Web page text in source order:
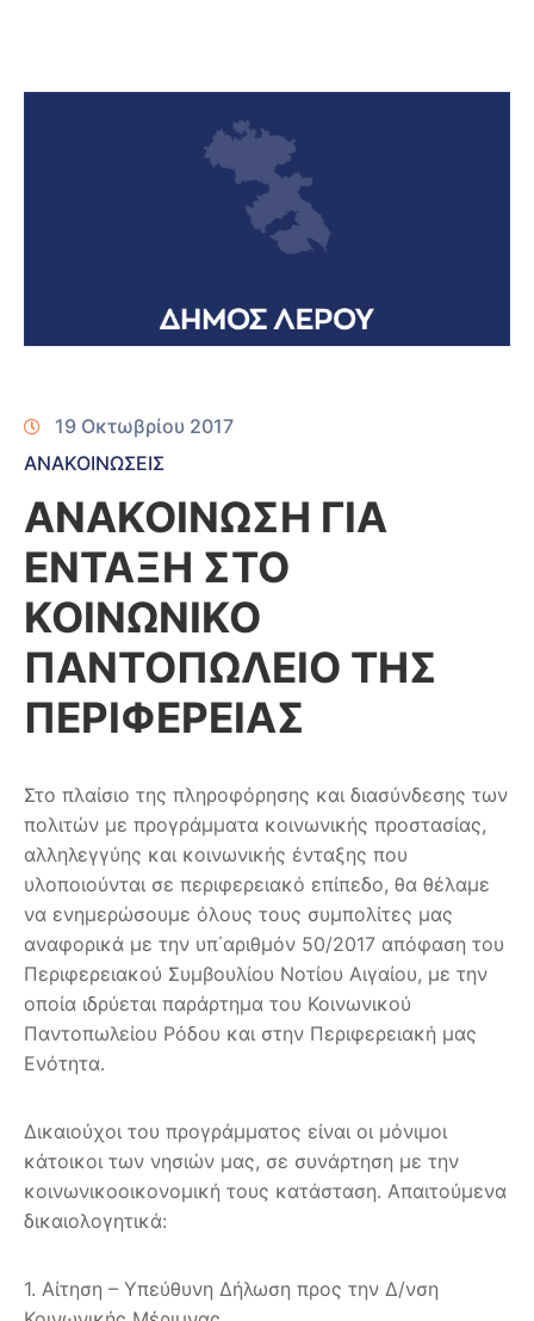
19 Οκτωβρίου 2017
ΑΝΑΚΟΙΝΩΣΕΙΣ
ΑΝΑΚΟΙΝΩΣΗ ΓΙΑ
ΕΝΤΑΞΗ ΣΤΟ
ΚΟΙΝΩΝΙΚΟ
ΠΑΝΤΟΠΩΛΕΙΟ ΤΗΣ
ΠΕΡΙΦΕΡΕΙΑΣ
Στο πλαίσιο της πληροφόρησης και διασύνδεσης των
πολιτών με προγράμματα κοινωνικής προστασίας,
αλληλεγγύης και κοινωνικής ένταξης που
υλοποιούνται σε περιφερειακό επίπεδο, θα θέλαμε
να ενημερώσουμε όλους τους συμπολίτες μας
αναφορικά με την υπ΄αριθμόν 50/2017 απόφαση του
Περιφερειακού Συμβουλίου Νοτίου Αιγαίου, με την
οποία ιδρύεται παράρτημα του Κοινωνικού
Παντοπωλείου Ρόδου και στην Περιφερειακή μας
Ενότητα.
Δικαιούχοι του προγράμματος είναι οι μόνιμοι
κάτοικοι των νησιών μας, σε συνάρτηση με την
κοινωνικοοικονομική τους κατάσταση. Απαιτούμενα
δικαιολογητικά:
1. Αίτηση – Υπεύθυνη Δήλωση προς την Δ/νση